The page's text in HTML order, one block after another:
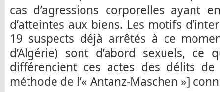
cas d’agressions corporelles ayant
d’atteintes aux biens. Les motifs
19 suspects déjà arrêtés à ce
d’Algérie) sont d’abord sexuels,
différencient ces actes des délits
méthode de l’« Antanz-Maschen »]